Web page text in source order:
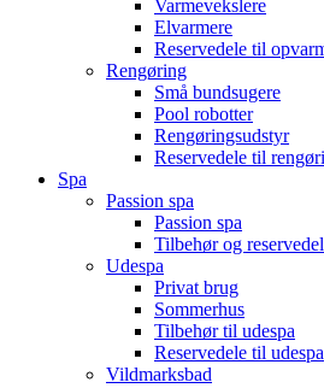
Varmevekslere
Elvarmere
Reservedele til
Rengøring
Små bundsugere
Pool robotter
Rengøringsudstyr
Reservedele til
Spa
Passion spa
Passion spa
Tilbehør og
Udespa
Privat brug
Sommerhus
Tilbehør til udespa
Reservedele til udespa
Vildmarksbad